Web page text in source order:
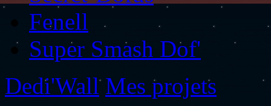
Fenell
Super Smash Dof'
Dedi'Wall Mes projets